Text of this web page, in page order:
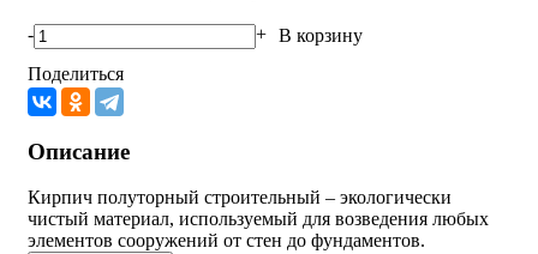
- + В корзину
Поделиться
Описание
Кирпич полуторный строительный – экологически
чистый материал, используемый для возведения любых
элементов сооружений от стен до фундаментов.